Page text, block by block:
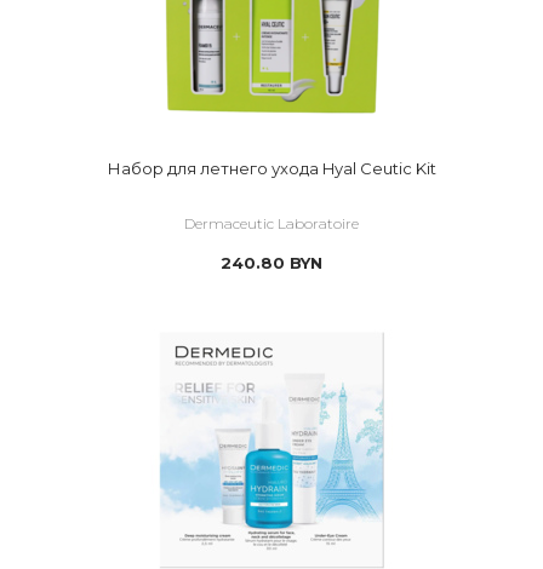
Набор для летнего ухода Hyal Ceutic Kit
Dermaceutic Laboratoire
240.80 BYN